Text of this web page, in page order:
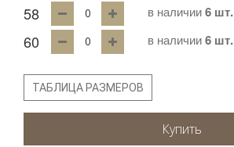
58 в наличии6 шт.
60 в наличии6 шт.
ТАБЛИЦА РАЗМЕРОВ
Купить